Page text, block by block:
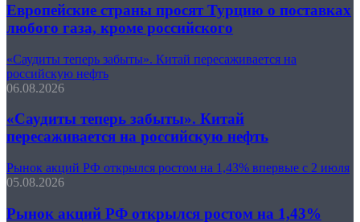
Европейские страны просят Турцию о поставках
любого газа, кроме российского
«Саудиты теперь забыты». Китай пересаживается на
российскую нефть
06.08.2026
«Саудиты теперь забыты». Китай
пересаживается на российскую нефть
Рынок акций РФ открылся ростом на 1,43% впервые с 2 июля
05.08.2026
Рынок акций РФ открылся ростом на 1,43%